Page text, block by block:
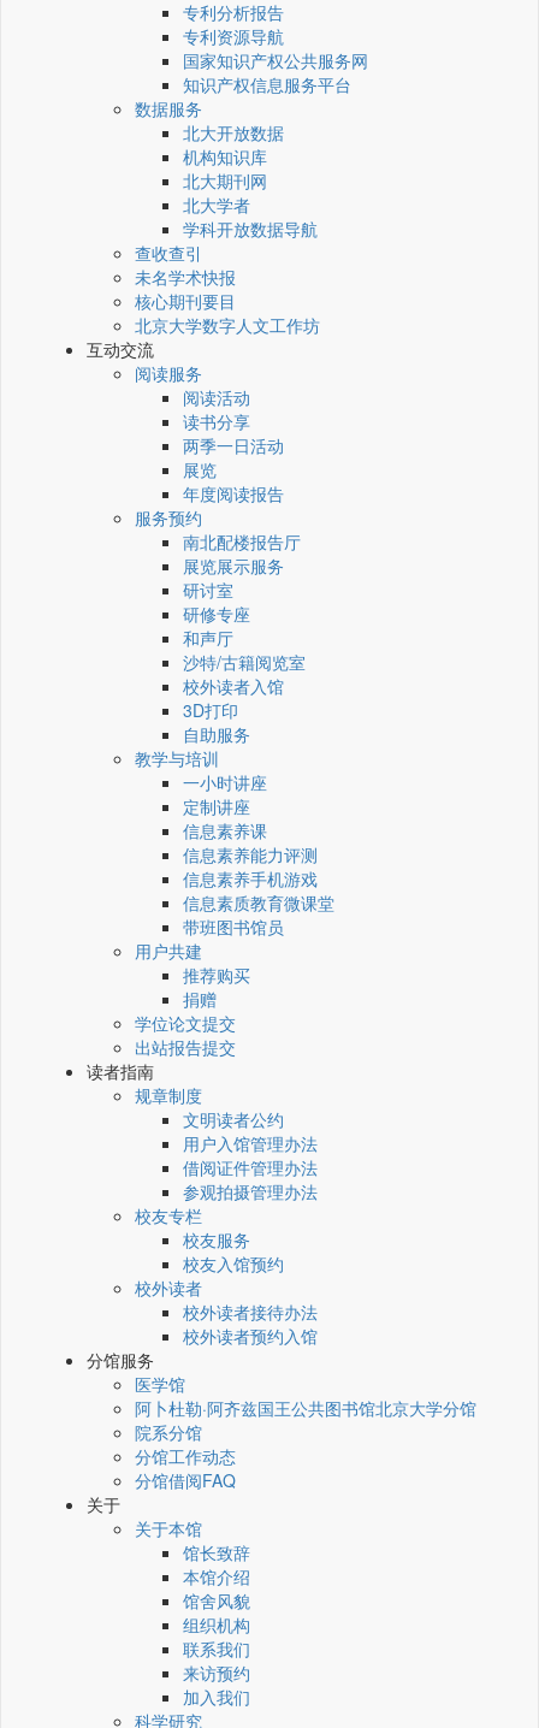
专利分析报告
专利资源导航
国家知识产权公共服务网
知识产权信息服务平台
数据服务
北大开放数据
机构知识库
北大期刊网
北大学者
学科开放数据导航
查收查引
未名学术快报
核心期刊要目
北京大学数字人文工作坊
互动交流
阅读服务
阅读活动
读书分享
两季一日活动
展览
年度阅读报告
服务预约
南北配楼报告厅
展览展示服务
研讨室
研修专座
和声厅
沙特/古籍阅览室
校外读者入馆
3D打印
自助服务
教学与培训
一小时讲座
定制讲座
信息素养课
信息素养能力评测
信息素养手机游戏
信息素质教育微课堂
带班图书馆员
用户共建
推荐购买
捐赠
学位论文提交
出站报告提交
读者指南
规章制度
文明读者公约
用户入馆管理办法
借阅证件管理办法
参观拍摄管理办法
校友专栏
校友服务
校友入馆预约
校外读者
校外读者接待办法
校外读者预约入馆
分馆服务
医学馆
阿卜杜勒·阿齐兹国王公共图书馆北京大学分馆
院系分馆
分馆工作动态
分馆借阅FAQ
关于
关于本馆
馆长致辞
本馆介绍
馆舍风貌
组织机构
联系我们
来访预约
加入我们
科学研究